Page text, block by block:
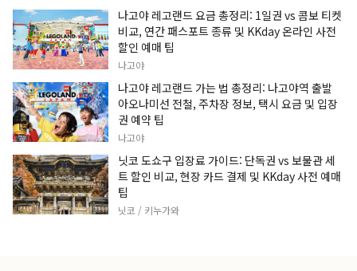
나고야 레고랜드 요금 총정리: 1일권 vs 콤보 티켓
비교, 연간 패스포트 종류 및 KKday 온라인 사전
할인 예매 팁
나고야
나고야 레고랜드 가는 법 총정리: 나고야역 출발
아오나미선 전철, 주차장 정보, 택시 요금 및 입장
권 예약 팁
나고야
닛코 도쇼구 입장료 가이드: 단독권 vs 보물관 세
트 할인 비교, 현장 카드 결제 및 KKday 사전 예매
팁
닛코 / 키누가와